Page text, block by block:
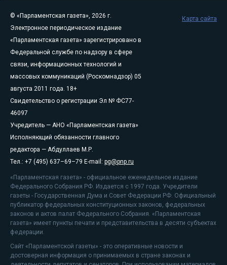
© «Парламентская газета», 2026 г.
Электронное периодическое издание
«Парламентская газета» зарегистрировано в
Федеральной службе по надзору в сфере
связи, информационных технологий и
массовых коммуникаций (Роскомнадзор) 05
августа 2011 года. 18+
Свидетельство о регистрации Эл № ФС77-
46097
Учредитель — АНО «Парламентская газета»
Исполняющий обязанности главного
редактора — Абдуллаев М.Р.
Тел.: +7 (495) 637–69–79 E-mail: pg@pnp.ru
«Парламентская газета» - официальное еженедельное издание
Федерального Собрания РФ. Издается с 1997 года. Учредители
газеты - Государственная Дума и Совет Федерации РФ. Официальный
публикатор федеральных конституционных законов, федеральных
законов и актов палат Федерального Собрания. «Парламентская
газета» имеет пункты печати и представительства в десяти субъектах
федерации.
Сайт «Парламентской газеты» - это оперативные новости и
достоверная информация о принимаемых в стране законах и
Карта сайта